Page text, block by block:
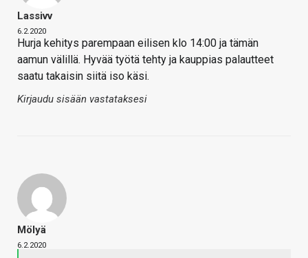
Lassivv
6.2.2020
Hurja kehitys parempaan eilisen klo 14:00 ja tämän
aamun välillä. Hyvää työtä tehty ja kauppias palautteet
saatu takaisin siitä iso käsi.
Kirjaudu sisään vastataksesi
Mölyä
6.2.2020